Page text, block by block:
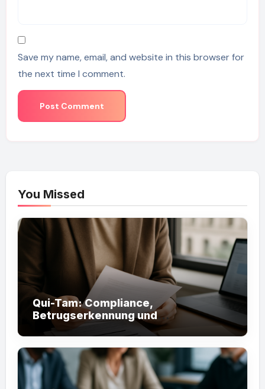
Save my name, email, and website in this browser for
the next time I comment.
You Missed
Qui-Tam: Compliance,
Betrugserkennung und
Staatshaftung effektiv nutzen